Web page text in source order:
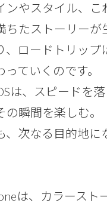
ンやスタイル、こ
ちたストーリーが
、ロードトリップ
ていくのです。
は、スピードを
の瞬間を楽しむ。
、次なる目的地に
は、カラースト